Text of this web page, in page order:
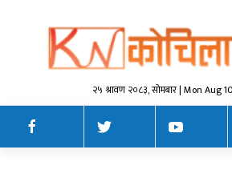
२५ श्रावण २०८३, सोमबार | Mon Aug